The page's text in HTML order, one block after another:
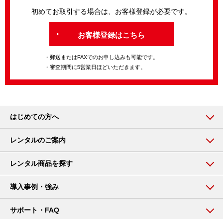
初めてお取引する場合は、お客様登録が必要です。
お客様登録はこちら
・郵送またはFAXでのお申し込みも可能です。
・審査期間に5営業日ほどいただきます。
はじめての方へ
レンタルのご案内
レンタル商品を探す
導入事例・強み
サポート・FAQ